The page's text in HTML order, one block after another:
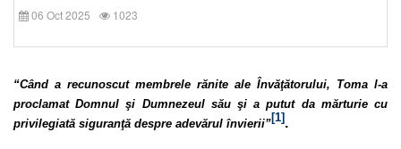
06 Oct 2025 1023
“Când a recunoscut membrele rănite ale Învăţătorului, Toma l-a
proclamat Domnul şi Dumnezeul său şi a putut da mărturie cu
privilegiată siguranţă despre adevărul învierii”[1] .